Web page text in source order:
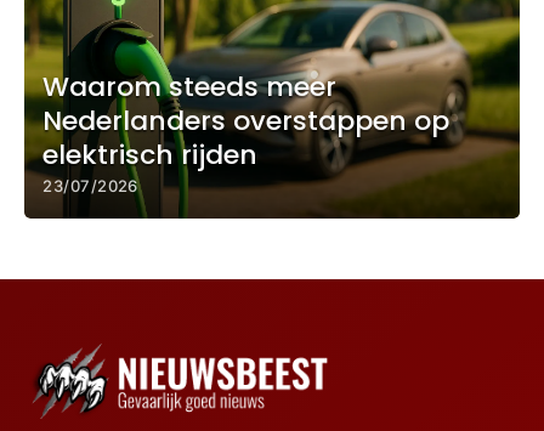
Waarom steeds meer
Nederlanders overstappen op
elektrisch rijden
23/07/2026